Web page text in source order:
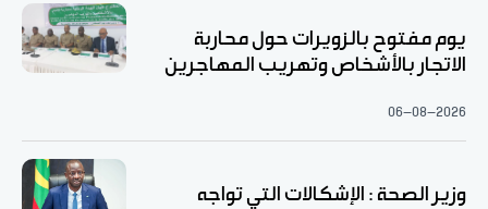
يوم مفتوح بالزويرات حول محاربة
الاتجار بالأشخاص وتهريب المهاجرين
06-08-2026
وزير الصحة : الإشكالات التي تواجه